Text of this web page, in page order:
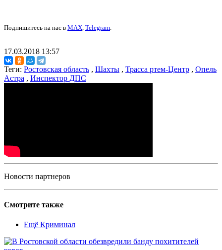
Подпишитесь на нас в MAX, Telegram.
17.03.2018 13:57
Теги: Ростовская область , Шахты , Трасса ртем-Центр , Опель
Астра , Инспектор ДПС
Новости партнеров
Смотрите также
Ещё Криминал